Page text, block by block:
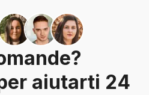
aiutarti 24